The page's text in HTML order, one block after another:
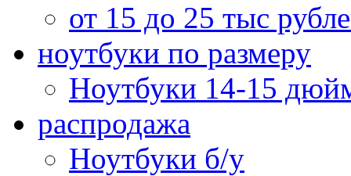
от 15 до 25 тыс
ноутбуки по размеру
Ноутбуки 14-15
распродажа
Ноутбуки б/у